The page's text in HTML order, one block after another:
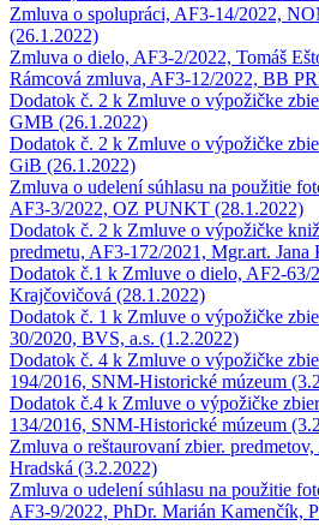
Zmluva o spolupráci, AF3-14/2022,
(26.1.2022)
Zmluva o dielo, AF3-2/2022, Tomáš
Rámcová zmluva, AF3-12/2022, BB
Dodatok č. 2 k Zmluve o výpožičke
GMB (26.1.2022)
Dodatok č. 2 k Zmluve o výpožičke
GiB (26.1.2022)
Zmluva o udelení súhlasu na použitie
AF3-3/2022, OZ PUNKT (28.1.2022)
Dodatok č. 2 k Zmluve o výpožičke
predmetu, AF3-172/2021, Mgr.art.
Dodatok č.1 k Zmluve o dielo, AF2-63/
Krajčovičová (28.1.2022)
Dodatok č. 1 k Zmluve o výpožičke
30/2020, BVS, a.s. (1.2.2022)
Dodatok č. 4 k Zmluve o výpožičke
194/2016, SNM-Historické múzeum
Dodatok č.4 k Zmluve o výpožičke
134/2016, SNM-Historické múzeum
Zmluva o reštaurovaní zbier.
Hradská (3.2.2022)
Zmluva o udelení súhlasu na použitie
AF3-9/2022, PhDr. Marián Kamenčík,